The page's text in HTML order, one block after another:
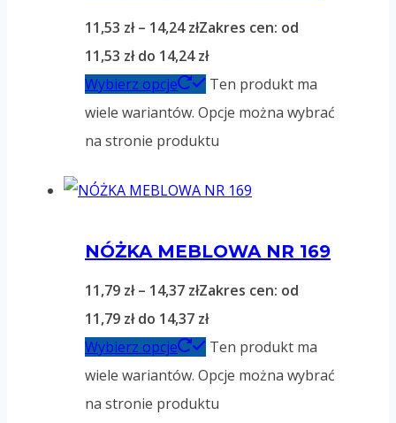
11,53 zł – 14,24złZakres cen: od
11,53 zł do 14,24 zł
Wybierz opcje
Ten produkt ma
wiele wariantów. Opcje można wybrać
na stronie produktu
NÓŻKA MEBLOWA NR 169
11,79 zł – 14,37 złZakres cen: od
11,79 zł do 14,37 zł
Wybierz opcje
Ten produkt ma
wiele wariantów. Opcje można wybrać
na stronie produktu